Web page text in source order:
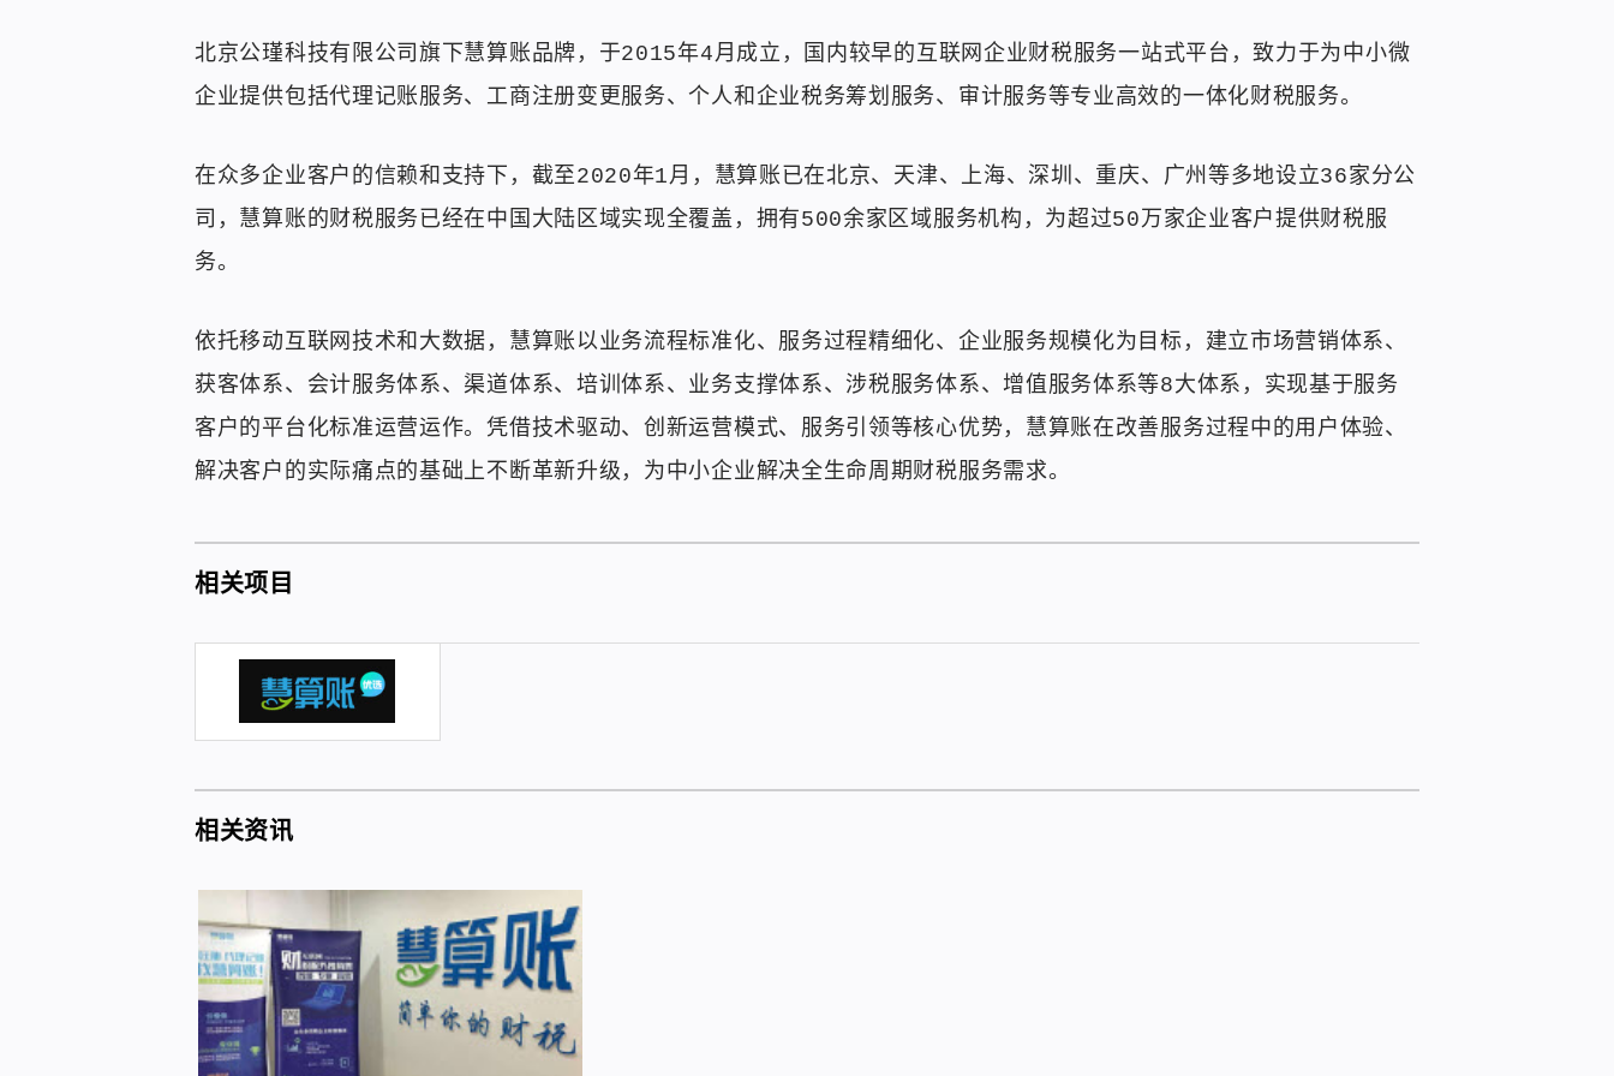
北京公瑾科技有限公司旗下慧算账品牌，于2015年4月成立，国内较早的互联网企业财税服务一站式平台，致力于为中小微
企业提供包括代理记账服务、工商注册变更服务、个人和企业税务筹划服务、审计服务等专业高效的一体化财税服务。
在众多企业客户的信赖和支持下，截至2020年1月，慧算账已在北京、天津、上海、深圳、重庆、广州等多地设立36家分公
司，慧算账的财税服务已经在中国大陆区域实现全覆盖，拥有500余家区域服务机构，为超过50万家企业客户提供财税服
务。
依托移动互联网技术和大数据，慧算账以业务流程标准化、服务过程精细化、企业服务规模化为目标，建立市场营销体系、
获客体系、会计服务体系、渠道体系、培训体系、业务支撑体系、涉税服务体系、增值服务体系等8大体系，实现基于服务
客户的平台化标准运营运作。凭借技术驱动、创新运营模式、服务引领等核心优势，慧算账在改善服务过程中的用户体验、
解决客户的实际痛点的基础上不断革新升级，为中小企业解决全生命周期财税服务需求。
相关项目
相关资讯